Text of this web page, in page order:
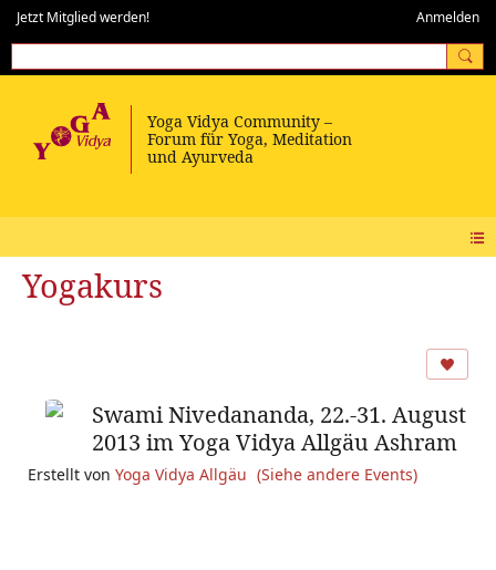
Jetzt Mitglied werden! Anmelden
Yogakurs
Swami Nivedananda, 22.-31. August
2013 im Yoga Vidya Allgäu Ashram
Erstellt von Yoga Vidya Allgäu (Siehe andere Events)